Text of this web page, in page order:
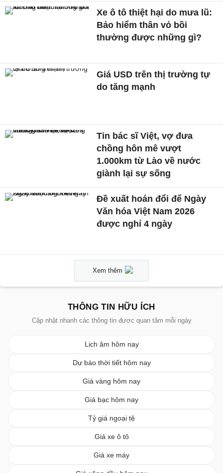
Xe ô tô thiệt hại do mưa lũ:
Bảo hiểm thân vỏ bồi
thường được những gì?
Giá USD trên thị trường tự
do tăng mạnh
Tin bác sĩ Việt, vợ đưa
chồng hôn mê vượt
1.000km từ Lào về nước
giành lại sự sống
Đề xuất hoán đổi để Ngày
Văn hóa Việt Nam 2026
được nghỉ 4 ngày
Xem thêm
THÔNG TIN HỮU ÍCH
Cập nhật nhanh các thông tin được quan tâm mỗi ngày
Lịch âm hôm nay
Dự báo thời tiết hôm nay
Giá vàng hôm nay
Giá bạc hôm nay
Tỷ giá ngoại tệ
Giá xe ô tô
Giá xe máy